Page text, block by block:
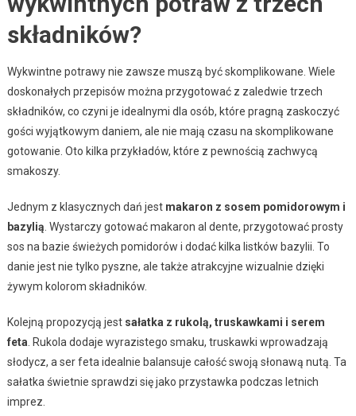
składników?
Wykwintne potrawy nie zawsze muszą być skomplikowane. Wiele
doskonałych przepisów można przygotować z zaledwie trzech
składników, co czyni je idealnymi dla osób, które pragną zaskoczyć
gości wyjątkowym daniem, ale nie mają czasu na skomplikowane
gotowanie. Oto kilka przykładów, które z pewnością zachwycą
smakoszy.
Jednym z klasycznych dań jest makaron z sosem pomidorowym i
bazylią . Wystarczy gotować makaron al dente, przygotować prosty
sos na bazie świeżych pomidorów i dodać kilka listków bazylii. To
danie jest nie tylko pyszne, ale także atrakcyjne wizualnie dzięki
żywym kolorom składników.
Kolejną propozycją jest sałatka z rukolą, truskawkami i serem
feta . Rukola dodaje wyrazistego smaku, truskawki wprowadzają
słodycz, a ser feta idealnie balansuje całość swoją słonawą nutą. Ta
sałatka świetnie sprawdzi się jako przystawka podczas letnich
imprez.